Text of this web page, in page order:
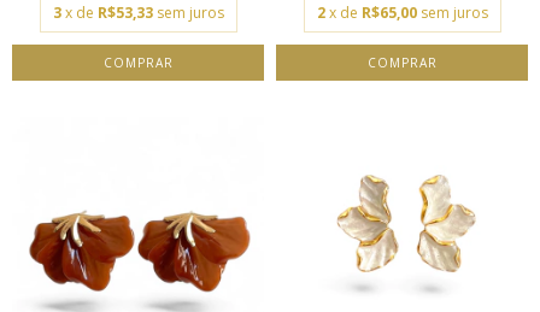
3 x de R$53,33 sem juros
COMPRAR
2 x de R$65,00 sem juros
COMPRAR